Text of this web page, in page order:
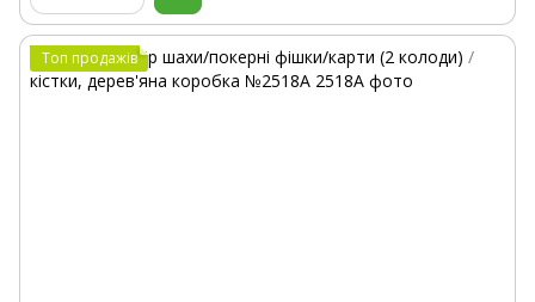
Топ продажів